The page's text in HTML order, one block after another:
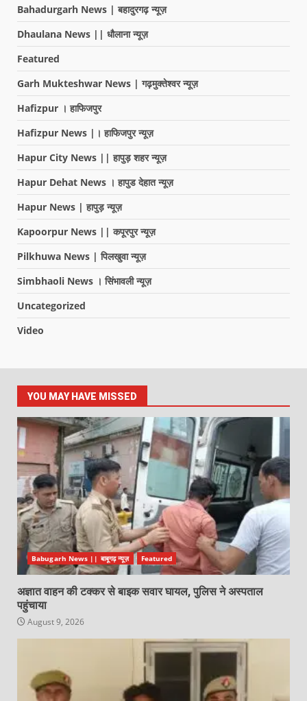
Bahadurgarh News | बहादुरगढ़ न्यूज़
Dhaulana News || धौलाना न्यूज़
Featured
Garh Mukteshwar News | गढ़मुक्तेश्वर न्यूज़
Hafizpur । हाफिजपुर
Hafizpur News |। हाफिजपुर न्यूज़
Hapur City News || हापुड़ शहर न्यूज़
Hapur Dehat News । हापुड देहात न्यूज़
Hapur News | हापुड़ न्यूज़
Kapoorpur News || कपूरपुर न्यूज़
Pilkhuwa News | पिलखुवा न्यूज़
Simbhaoli News । सिंभावली न्यूज़
Uncategorized
Video
YOU MAY HAVE MISSED
Babugarh News || बाबूगढ़ न्यूज़ Featured
अज्ञात वाहन की टक्कर से बाइक सवार घायल, पुलिस ने अस्पताल
पहुंचाया
August 9, 2026